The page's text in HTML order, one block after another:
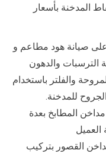
المدخنة بأسعار
صيانة هود مطاعم و
الترسبات والدهون
والفلتر باستخدام
للمدخنة.
المطابخ بعدة
القصور بتركيب